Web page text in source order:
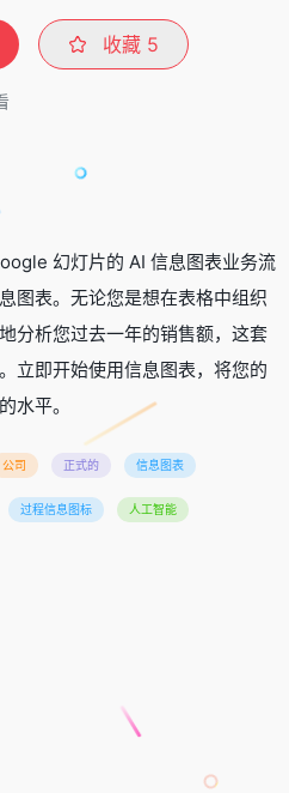
收藏 5
幻灯片的 AI 信息图表业务流
图表。无论您是想在表格中组织
分析您过去一年的销售额，这套
立即开始使用信息图表，将您的
水平。
公司 正式的 信息图表
过程信息图标 人工智能